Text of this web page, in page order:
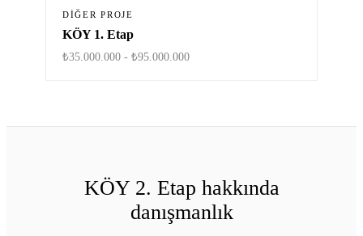
DIĞER PROJE
KÖY 1. Etap
₺35.000.000 - ₺95.000.000
KÖY 2. Etap hakkında
danışmanlık